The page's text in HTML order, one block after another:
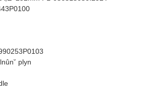
plyn